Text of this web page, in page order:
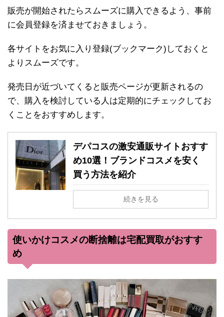
販売が開始されたらスムーズに購入できるよう、事前
に会員登録を済ませておきましょう。
各サイトをお気に入り登録(ブックマーク)しておくと
よりスムーズです。
発売日が近づいてくると販売ページが更新されるの
で、購入を検討している人は定期的にチェックしてお
くことをおすすめします。
デパコスの激安通販サイトおすす
め10選！ブランドコスメを安く
買う方法を紹介
続きを見る
使いかけコスメの断捨離は宅配買取がおすす
め